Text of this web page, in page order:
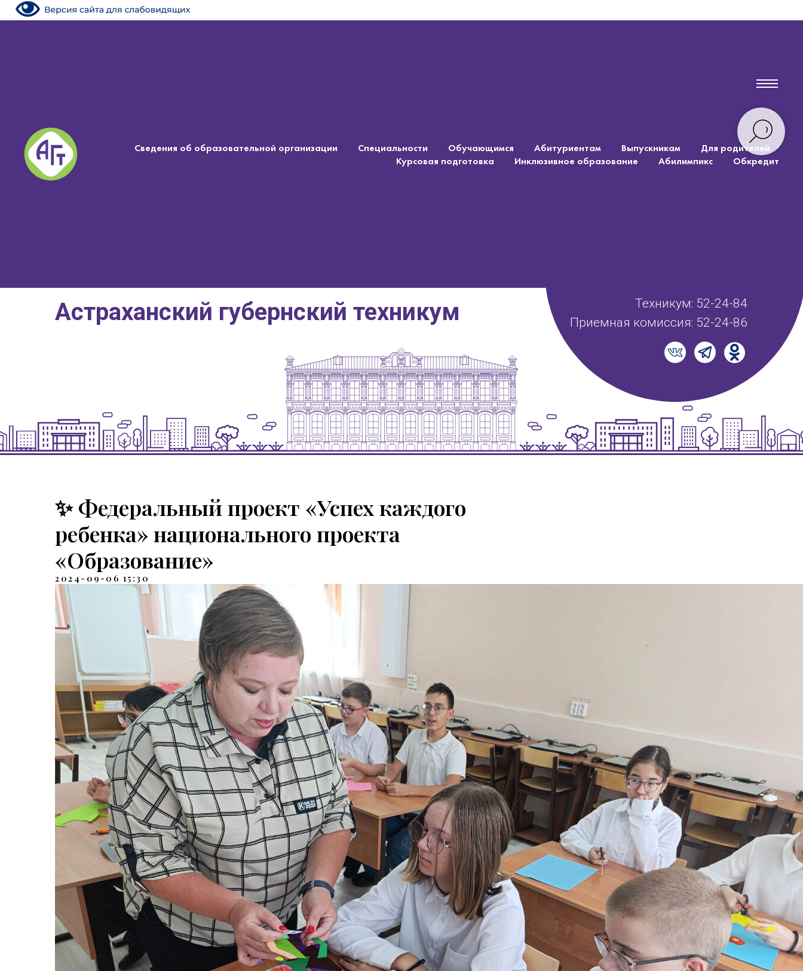
Сведения об образовательной организации Специальности Обучающимся Абитуриентам Выпускникам
Для родителей
Курсовая подготовка
Инклюзивное образование Абилимпикс Обкредит
Обкредит
Астраханский губернский техникум
Техникум: 52-24-84
Приемная комиссия: 52-24-86
✨ Федеральный проект «Успех каждого
ребенка» национального проекта
«Образование»
2024-09-06 15:30